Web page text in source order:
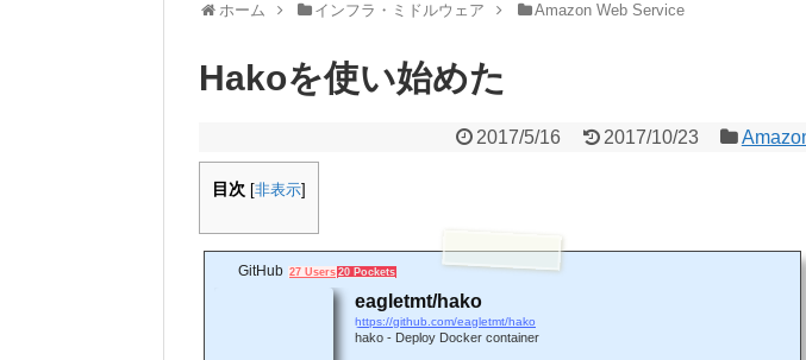
ホーム インフラ・ミドルウェア Amazon Web Service
Hakoを使い始めた
2017/5/16 2017/10/23
目次 [非表示]
GitHub 27 Users 20 Pockets
eagletmt/hako
https://github.com/eagletmt/hako
hako - Deploy Docker container